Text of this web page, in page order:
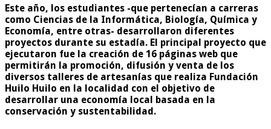
Este año, los estudiantes -que pertenecían a carreras
como Ciencias de la Informática, Biología, Química y
Economía, entre otras- desarrollaron diferentes
proyectos durante su estadía. El principal proyecto que
ejecutaron fue la creación de 16 páginas web que
permitirán la promoción, difusión y venta de los
diversos talleres de artesanías que realiza Fundación
Huilo Huilo en la localidad con el objetivo de
desarrollar una economía local basada en la
conservación y sustentabilidad.